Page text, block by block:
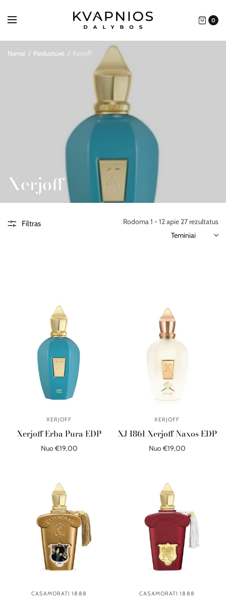
0
Namai / Parduotuvė / Xerjoff
Xerjoff
Filtras Rodoma 1 - 12 apie 27 rezultatus
XERJOFF
Xerjoff Erba Pura EDP
Nuo €19,00
XERJOFF
XJ 1861 Xerjoff Naxos EDP
Nuo €19,00
CASAMORATI 1888 CASAMORATI 1888